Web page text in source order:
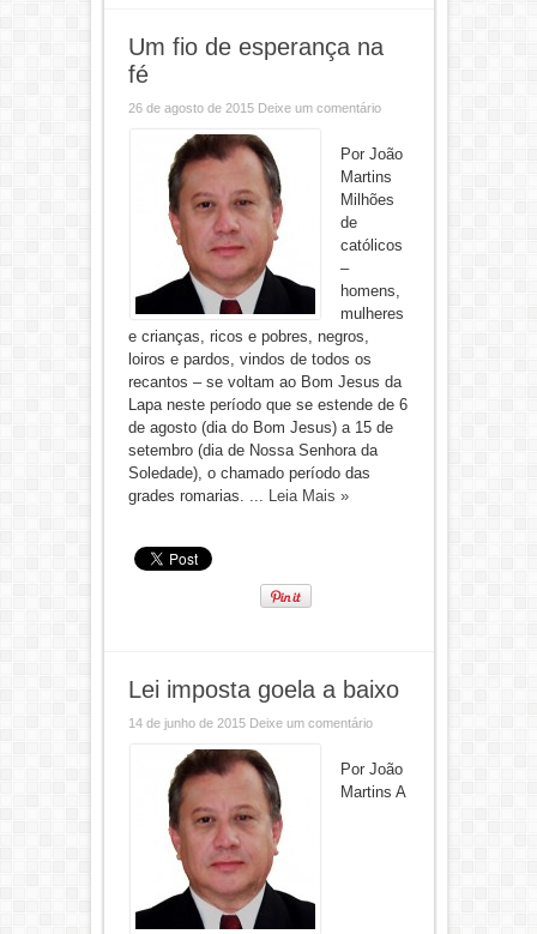
Um fio de esperança na
fé
26 de agosto de 2015 Deixe um comentário
Por João
Martins
Milhões
de
católicos
–
homens,
mulheres
e crianças, ricos e pobres, negros,
loiros e pardos, vindos de todos os
recantos – se voltam ao Bom Jesus da
Lapa neste período que se estende de 6
de agosto (dia do Bom Jesus) a 15 de
setembro (dia de Nossa Senhora da
Soledade), o chamado período das
grades romarias. ... Leia Mais »
Lei imposta goela a baixo
14 de junho de 2015 Deixe um comentário
Por João
Martins A